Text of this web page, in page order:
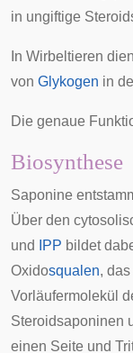
in ungiftige
In Wirbeltieren
von Glykogen in
Die genaue
Biosynthese
Saponine
Über den
und
IPP bildet
Oxidosqualen,
Vorläufermolekül
Steroidsaponinen
einen Seite und